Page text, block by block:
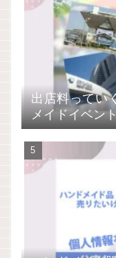
出店料ってい
メイドイベン